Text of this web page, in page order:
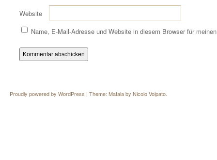
Website
Name, E-Mail-Adresse und Website in diesem Browser für
Proudly powered by WordPress | Theme: Matala by Nicolo Volpato.